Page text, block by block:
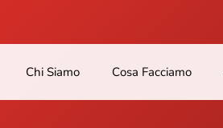
Chi Siamo Cosa Facciamo